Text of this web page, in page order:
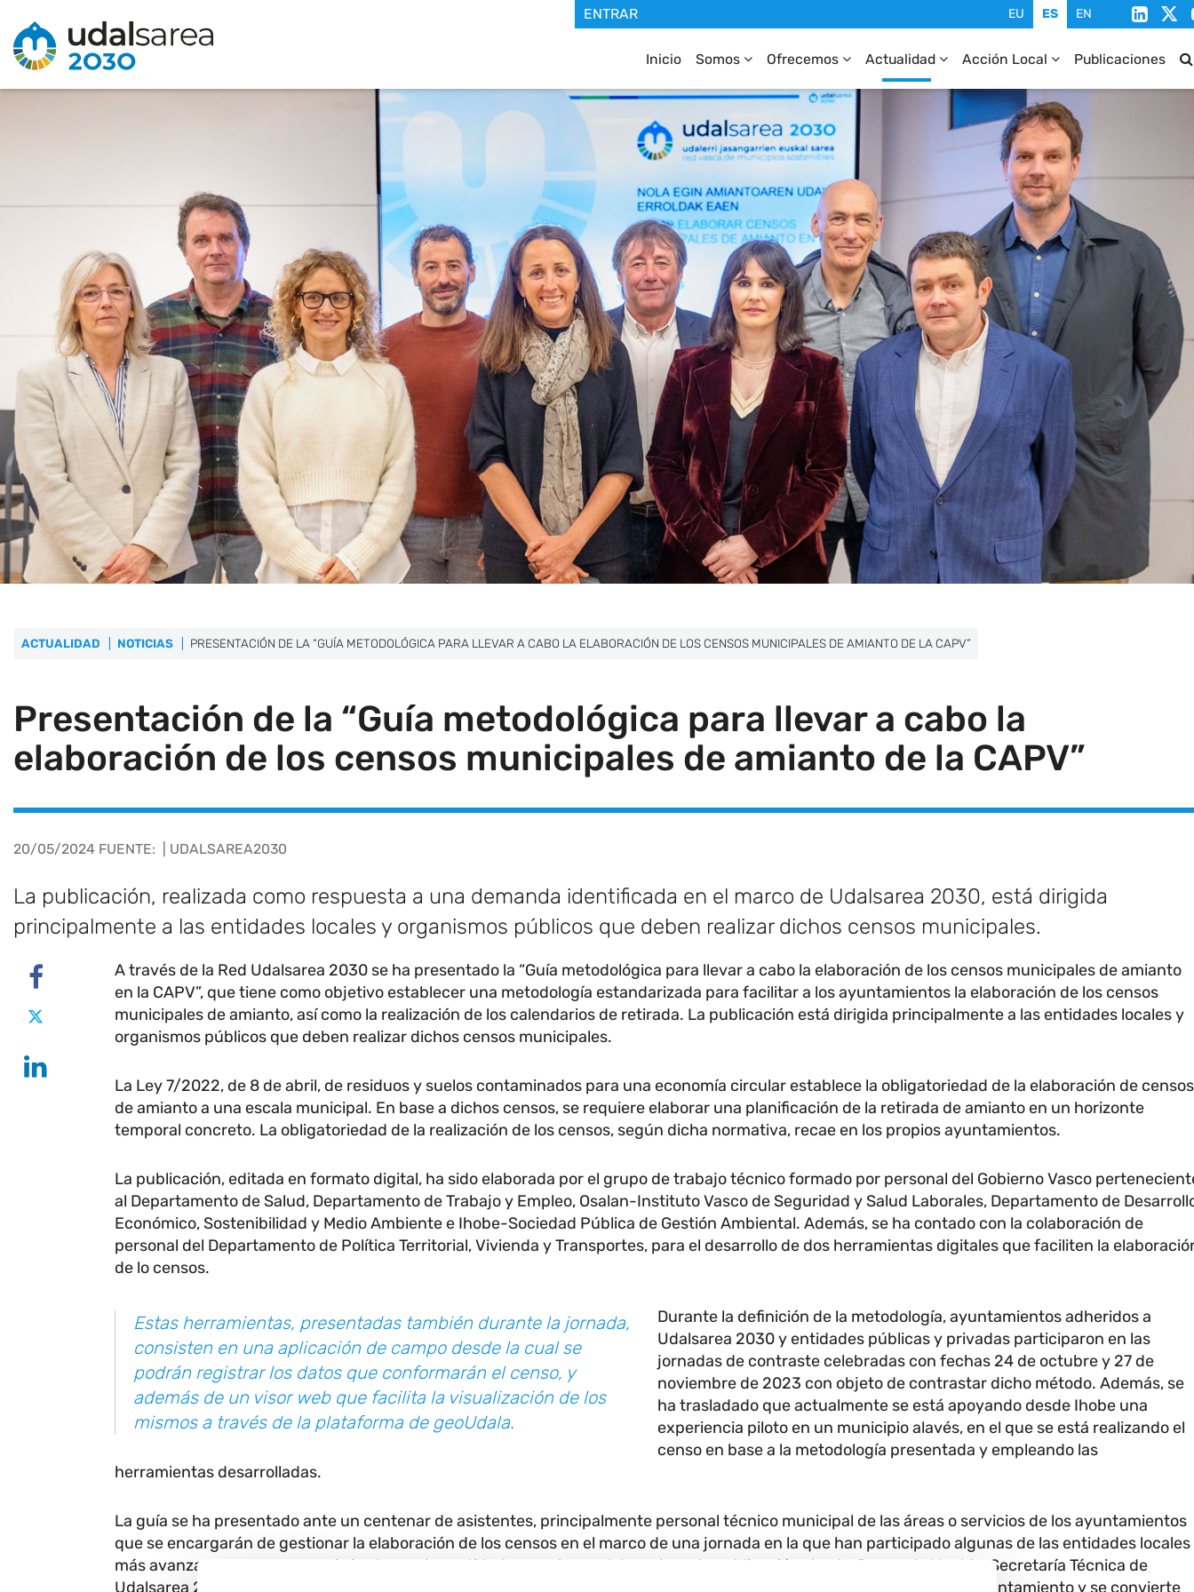
Inicio Somos Ofrecemos Actualidad Acción Local Publicaciones
ACTUALIDAD NOTICIAS PRESENTACIÓN DE LA “GUÍA METODOLÓGICA PARA LLEVAR A CABO LA ELABORACIÓN DE LOS CENSOS MUNICIPALES DE AMIANTO DE LA CAPV”
Presentación de la “Guía metodológica para llevar a cabo la
elaboración de los censos municipales de amianto de la CAPV”
20/05/2024 FUENTE: | UDALSAREA2030
La publicación, realizada como respuesta a una demanda identificada en el marco de Udalsarea 2030, está dirigida
principalmente a las entidades locales y organismos públicos que deben realizar dichos censos municipales.
A través de la Red Udalsarea 2030 se ha presentado la “Guía metodológica para llevar a cabo la elaboración de los censos municipales de amianto
en la CAPV”, que tiene como objetivo establecer una metodología estandarizada para facilitar a los ayuntamientos la elaboración de los censos
municipales de amianto, así como la realización de los calendarios de retirada. La publicación está dirigida principalmente a las entidades locales y
organismos públicos que deben realizar dichos censos municipales.
La Ley 7/2022, de 8 de abril, de residuos y suelos contaminados para una economía circular establece la obligatoriedad de la elaboración de censos
de amianto a una escala municipal. En base a dichos censos, se requiere elaborar una planificación de la retirada de amianto en un horizonte
temporal concreto. La obligatoriedad de la realización de los censos, según dicha normativa, recae en los propios ayuntamientos.
La publicación, editada en formato digital, ha sido elaborada por el grupo de trabajo técnico formado por personal del Gobierno Vasco
al Departamento de Salud, Departamento de Trabajo y Empleo, Osalan-Instituto Vasco de Seguridad y Salud Laborales, Departamento de
Económico, Sostenibilidad y Medio Ambiente e Ihobe-Sociedad Pública de Gestión Ambiental. Además, se ha contado con la colaboración de
personal del Departamento de Política Territorial, Vivienda y Transportes, para el desarrollo de dos herramientas digitales que faciliten la
de lo censos.
Estas herramientas, presentadas también durante la jornada,
consisten en una aplicación de campo desde la cual se
podrán registrar los datos que conformarán el censo, y
además de un visor web que facilita la visualización de los
mismos a través de la plataforma de geoUdala.
Durante la definición de la metodología, ayuntamientos adheridos a
Udalsarea 2030 y entidades públicas y privadas participaron en las
jornadas de contraste celebradas con fechas 24 de octubre y 27 de
noviembre de 2023 con objeto de contrastar dicho método. Además, se
ha trasladado que actualmente se está apoyando desde Ihobe una
experiencia piloto en un municipio alavés, en el que se está realizando el
censo en base a la metodología presentada y empleando las
herramientas desarrolladas.
La guía se ha presentado ante un centenar de asistentes, principalmente personal técnico municipal de las áreas o servicios de los ayuntamientos
que se encargarán de gestionar la elaboración de los censos en el marco de una jornada en la que han participado algunas de las entidades locales
más avanzadas en esta materia junto con las entidades que han colaborado en la publicación. Agate Goyarrola Ugalde, Secretaría Técnica de
Udalsarea 2030, ha señalado en la presentación de la jornada que “la guía viene a dar respuesta a la demanda de los ayuntamiento y se convierte